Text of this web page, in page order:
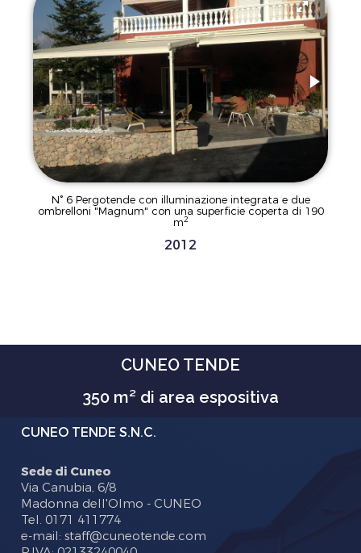
N° 6 Pergotende con illuminazione integrata e due
ombrelloni "Magnum" con una superficie coperta di 190
m2
2012
CUNEO TENDE
350 m² di area espositiva
CUNEO TENDE S.N.C.
Sede di Cuneo
Via Canubia, 6/8
Madonna dell'Olmo - CUNEO
Tel. 0171 411774
e-mail: staff@cuneotende.com